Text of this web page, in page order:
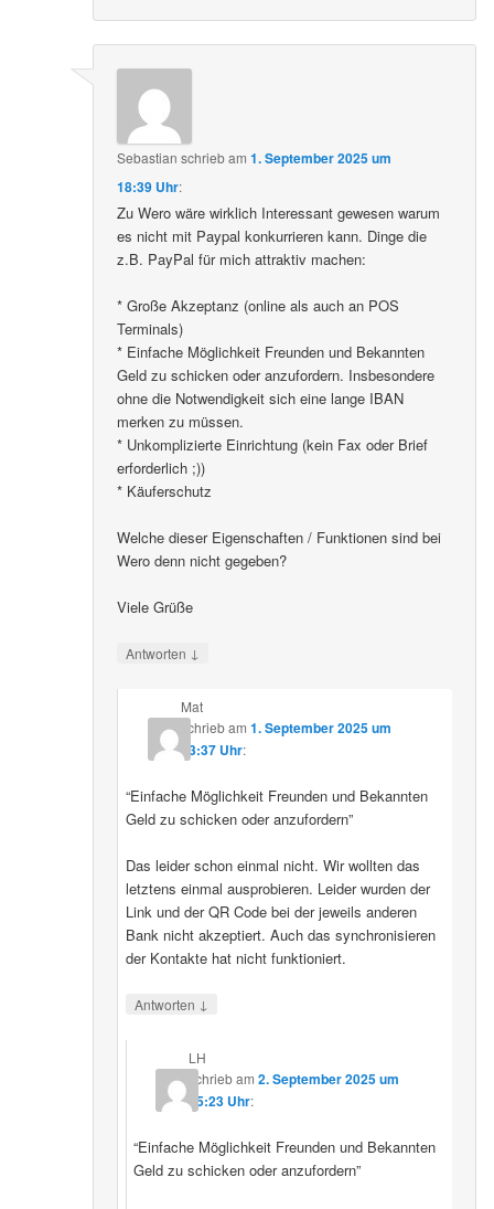
Sebastian schriebam1. September 2025 um
18:39 Uhr:
Zu Wero wäre wirklich Interessant gewesen warum
es nicht mit Paypal konkurrieren kann. Dinge die
z.B. PayPal für mich attraktiv machen:
* Große Akzeptanz (online als auch an POS
Terminals)
* Einfache Möglichkeit Freunden und Bekannten
Geld zu schicken oder anzufordern. Insbesondere
ohne die Notwendigkeit sich eine lange IBAN
merken zu müssen.
* Unkomplizierte Einrichtung (kein Fax oder Brief
erforderlich ;))
* Käuferschutz
Welche dieser Eigenschaften / Funktionen sind bei
Wero denn nicht gegeben?
Viele Grüße
Antworten ↓
Mat
schriebam 1. September 2025 um
23:37 Uhr:
“Einfache Möglichkeit Freunden und Bekannten
Geld zu schicken oder anzufordern”
Das leider schon einmal nicht. Wir wollten das
letztens einmal ausprobieren. Leider wurden der
Link und der QR Code bei der jeweils anderen
Bank nicht akzeptiert. Auch das synchronisieren
der Kontakte hat nicht funktioniert.
Antworten ↓
LH
schriebam2. September 2025 um
15:23 Uhr:
“Einfache Möglichkeit Freunden und Bekannten
Geld zu schicken oder anzufordern”